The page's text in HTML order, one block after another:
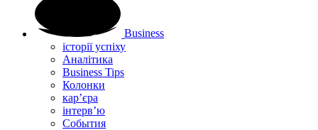
Business
історії успіху
Аналітика
Business Tips
Колонки
кар’єра
інтерв’ю
Cобытия